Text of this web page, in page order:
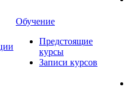
Обучение
Предстоящие
курсы
Записи курсов